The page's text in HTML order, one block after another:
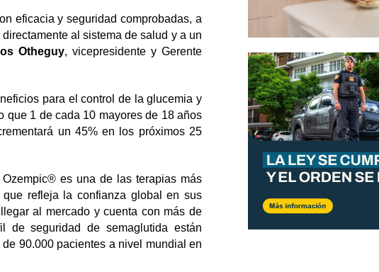
eficacia y seguridad comprobadas, a
al sistema de salud y a un
Otheguy, vicepresidente y Gerente
para el control de la glucemia y
que 1 de cada 10 mayores de 18 años
un 45% en los próximos 25
es una de las terapias más
refleja la confianza global en sus
al mercado y cuenta con más de
de seguridad de semaglutida están
90.000 pacientes a nivel mundial en